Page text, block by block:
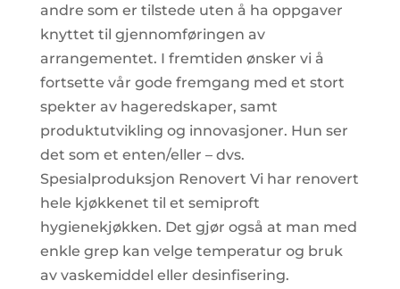
andre som er tilstede uten å ha oppgaver
knyttet til gjennomføringen av
arrangementet. I fremtiden ønsker vi å
fortsette vår gode fremgang med et stort
spekter av hageredskaper, samt
produktutvikling og innovasjoner. Hun ser
det som et enten/eller – dvs.
Spesialproduksjon Renovert Vi har renovert
hele kjøkkenet til et semiproft
hygienekjøkken. Det gjør også at man med
enkle grep kan velge temperatur og bruk
av vaskemiddel eller desinfisering.